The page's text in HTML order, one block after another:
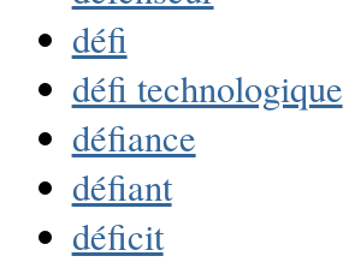
défi
défi technologique
défiance
défiant
déficit